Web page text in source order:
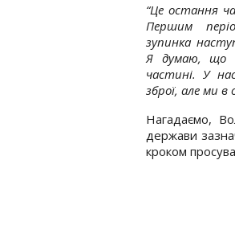
“Це остання
Першим
зупинка
Я думаю, що
частині. У
зброї, але ми в
Нагадаємо,
держави
кроком